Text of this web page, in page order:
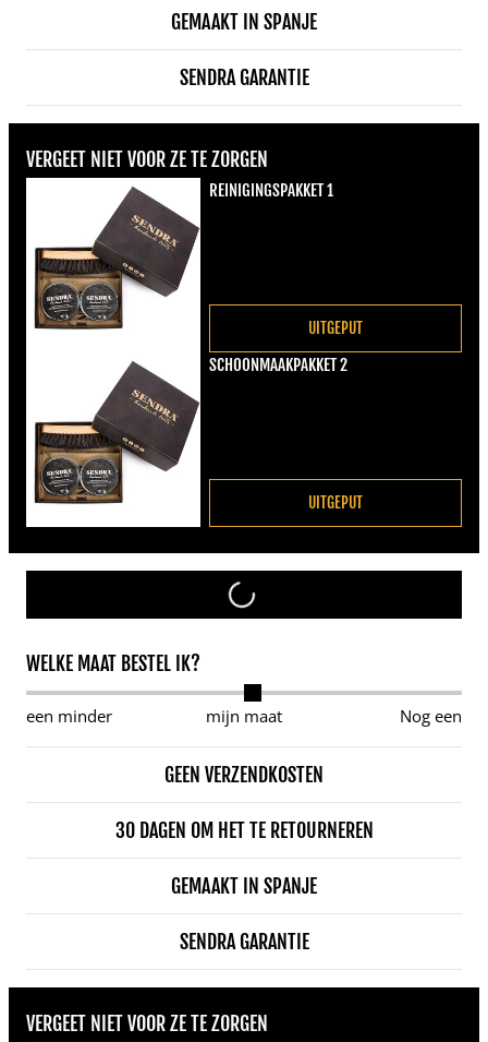
GEMAAKT IN SPANJE
SENDRA GARANTIE
VERGEET NIET VOOR ZE TE ZORGEN
REINIGINGSPAKKET 1
UITGEPUT
SCHOONMAAKPAKKET 2
UITGEPUT
WELKE MAAT BESTEL IK?
een minder mijn maat Nog een
GEEN VERZENDKOSTEN
30 DAGEN OM HET TE RETOURNEREN
GEMAAKT IN SPANJE
SENDRA GARANTIE
VERGEET NIET VOOR ZE TE ZORGEN